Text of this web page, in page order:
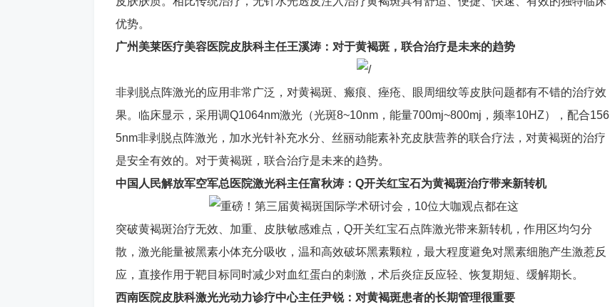
优势。
广州美莱医疗美容医院皮肤科主任王溪涛：对于黄褐斑，联合治疗是未来的趋势
非剥脱点阵激光的应用非常广泛，对黄褐斑、瘢痕、痤疮、眼周细纹等皮肤问题都有不错的治疗效
果。临床显示，采用调Q1064nm激光（光斑8~10nm，能量700mj~800mj，频率10HZ），配合156
5nm非剥脱点阵激光，加水光针补充水分、丝丽动能素补充皮肤营养的联合疗法，对黄褐斑的治疗
是安全有效的。对于黄褐斑，联合治疗是未来的趋势。
中国人民解放军空军总医院激光科主任富秋涛：Q开关红宝石为黄褐斑治疗带来新转机
突破黄褐斑治疗无效、加重、皮肤敏感难点，Q开关红宝石点阵激光带来新转机，作用区均匀分
散，激光能量被黑素小体充分吸收，温和高效破坏黑素颗粒，最大程度避免对黑素细胞产生激惹反
应，直接作用于靶目标同时减少对血红蛋白的刺激，术后炎症反应轻、恢复期短、缓解期长。
西南医院皮肤科激光光动力诊疗中心主任尹锐：对黄褐斑患者的长期管理很重要